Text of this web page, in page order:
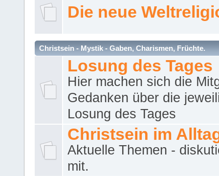
Die neue
Christsein - Mystik - Gaben, Charismen, Früchte.
Losung des Tages
Hier machen sich die
Gedanken über die
Losung des Tages
Christsein im
Aktuelle Themen -
mit.